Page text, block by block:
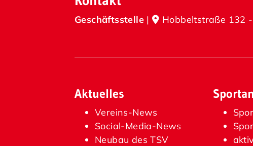
Geschäftsstelle | Hobbeltstraße 132
Aktuelles
Vereins-News
Social-Media-News
Neubau des TSV